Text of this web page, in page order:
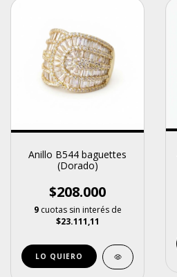
Anillo B544 baguettes
(Dorado)
$208.000
9 cuotas sin interés de
$23.111,11
LO QUIERO